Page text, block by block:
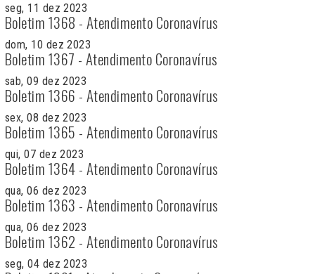
seg, 11 dez 2023
Boletim 1368 - Atendimento Coronavírus
dom, 10 dez 2023
Boletim 1367 - Atendimento Coronavírus
sab, 09 dez 2023
Boletim 1366 - Atendimento Coronavírus
sex, 08 dez 2023
Boletim 1365 - Atendimento Coronavírus
qui, 07 dez 2023
Boletim 1364 - Atendimento Coronavírus
qua, 06 dez 2023
Boletim 1363 - Atendimento Coronavírus
qua, 06 dez 2023
Boletim 1362 - Atendimento Coronavírus
seg, 04 dez 2023